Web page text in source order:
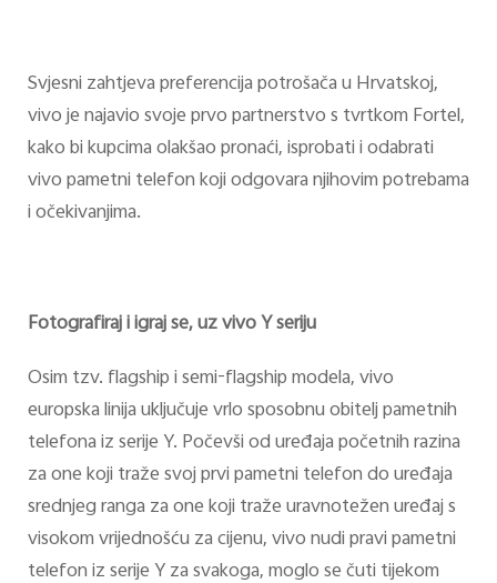
Svjesni zahtjeva preferencija potrošača u Hrvatskoj,
vivo je najavio svoje prvo partnerstvo s tvrtkom Fortel,
kako bi kupcima olakšao pronaći, isprobati i odabrati
vivo pametni telefon koji odgovara njihovim potrebama
i očekivanjima.
Fotografiraj i igraj se, uz vivo Y seriju
Osim tzv. flagship i semi-flagship modela, vivo
europska linija uključuje vrlo sposobnu obitelj pametnih
telefona iz serije Y. Počevši od uređaja početnih razina
za one koji traže svoj prvi pametni telefon do uređaja
srednjeg ranga za one koji traže uravnotežen uređaj s
visokom vrijednošću za cijenu, vivo nudi pravi pametni
telefon iz serije Y za svakoga, moglo se čuti tijekom